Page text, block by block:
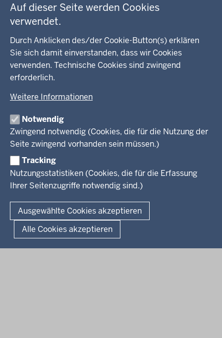
Auf dieser Seite werden Cookies
verwendet.
Durch Anklicken des/der Cookie-Button(s) erklären
Sie sich damit einverstanden, dass wir Cookies
verwenden. Technische Cookies sind zwingend
erforderlich.
Weitere Informationen
Notwendig
Zwingend notwendig (Cookies, die für die Nutzung der
Seite zwingend vorhanden sein müssen.)
Tracking
Nutzungsstatistiken (Cookies, die für die Erfassung
Ihrer Seitenzugriffe notwendig sind.)
Ausgewählte Cookies akzeptieren
Alle Cookies akzeptieren
WEITERE LINKS
Kreis Lippe
Kreis Paderborn
Kreis Minden-Lübbecke
Kreis Gütersloh
Kreis Höxter
Fußzeile
Impressum Datenschutz